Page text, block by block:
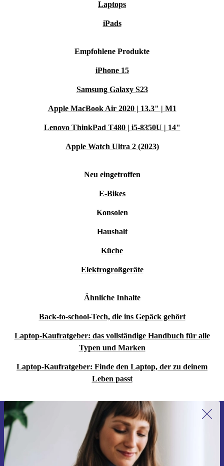
Laptops
iPads
Empfohlene Produkte
iPhone 15
Samsung Galaxy S23
Apple MacBook Air 2020 | 13.3" | M1
Lenovo ThinkPad T480 | i5-8350U | 14"
Apple Watch Ultra 2 (2023)
Neu eingetroffen
E-Bikes
Konsolen
Haushalt
Küche
Elektrogroßgeräte
Ähnliche Inhalte
Back-to-school-Tech, die ins Gepäck gehört
Laptop-Kaufratgeber: das vollständige Handbuch für alle
Typen und Marken
Laptop-Kaufratgeber: Finde den Laptop, der zu deinem
Leben passt
Erstmals zum Newsletter anmelden,
15 € sparen!
Verpasse kein Angebot mehr.